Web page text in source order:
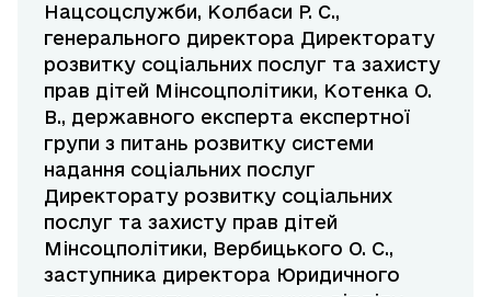
Нацсоцслужби, Колбаси Р. С.,
генерального директора Директорату
розвитку соціальних послуг та захисту
прав дітей Мінсоцполітики, Котенка О.
В., державного експерта експертної
групи з питань розвитку системи
надання соціальних послуг
Директорату розвитку соціальних
послуг та захисту прав дітей
Мінсоцполітики, Вербицького О. С.,
заступника директора Юридичного